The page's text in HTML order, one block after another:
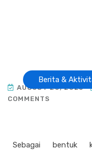
Berita &
AUGUST 20, 2025
COMMENTS
Sebagai bentuk